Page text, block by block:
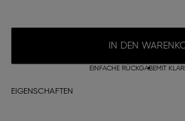
IN DEN
EINFACHE RÜCKGABEMIT
EIGENSCHAFTEN